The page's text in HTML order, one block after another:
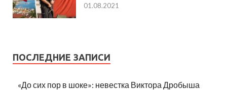
01.08.2021
ПОСЛЕДНИЕ ЗАПИСИ
«До сих пор в шоке»: невестка Виктора Дробыша